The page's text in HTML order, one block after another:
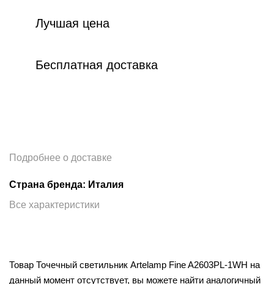
Лучшая цена
Бесплатная доставка
Подробнее о доставке
Страна бренда: Италия
Все характеристики
Товар Точечный светильник Artelamp Fine A2603PL-1WH на
данный момент отсутствует, вы можете найти аналогичный